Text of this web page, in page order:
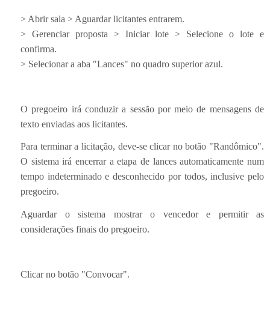
> Abrir sala > Aguardar licitantes entrarem.
> Gerenciar proposta > Iniciar lote > Selecione o lote e
confirma.
> Selecionar a aba "Lances" no quadro superior azul.
O pregoeiro irá conduzir a sessão por meio de mensagens de
texto enviadas aos licitantes.
Para terminar a licitação, deve-se clicar no botão "Randômico".
O sistema irá encerrar a etapa de lances automaticamente num
tempo indeterminado e desconhecido por todos, inclusive pelo
pregoeiro.
Aguardar o sistema mostrar o vencedor e permitir as
considerações finais do pregoeiro.
Clicar no botão "Convocar".